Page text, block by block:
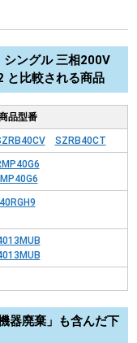
シングル 三相200V
と比較される商品
品型番
SZRB40CT
器廃棄」も含んだ下